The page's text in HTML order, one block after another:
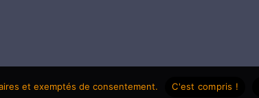
et exemptés de consentement. C'est compris !